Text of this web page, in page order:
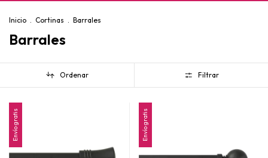
Inicio . Cortinas . Barrales
Barrales
Ordenar Filtrar
Envío gratis Envío gratis